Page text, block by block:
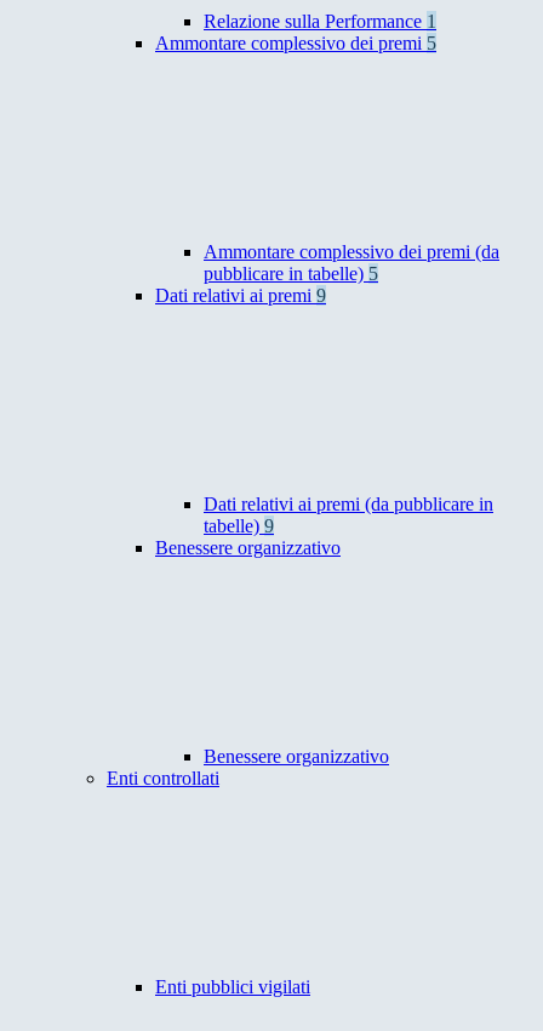
Relazione sulla Performance 1
Ammontare complessivo dei premi 5
Ammontare complessivo dei premi (da
pubblicare in tabelle) 5
Dati relativi ai premi 9
Dati relativi ai premi (da pubblicare in
tabelle) 9
Benessere organizzativo
Benessere organizzativo
Enti controllati
Enti pubblici vigilati